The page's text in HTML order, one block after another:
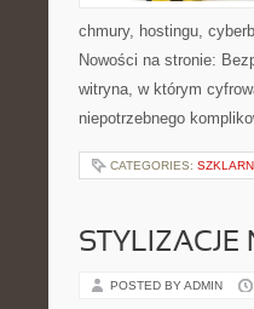
chmury, hostingu,
Nowości na stronie:
witryna, w którym
niepotrzebnego
CATEGORIES:
STYLIZACJE
POSTED BY ADMIN